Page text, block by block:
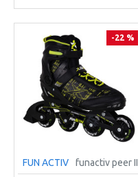
-22 %
FUN ACTIV funactiv peer II